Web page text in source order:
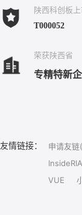
陕西科创板上
T000052
荣获陕西省
专精特新
友情链接： 申请友链
InsideRIA
VUE